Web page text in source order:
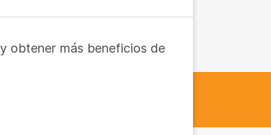
obtener más beneficios de